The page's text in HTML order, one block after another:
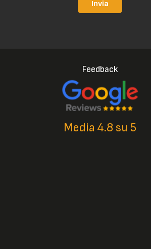
Invia
Feedback
Media 4.8 su 5